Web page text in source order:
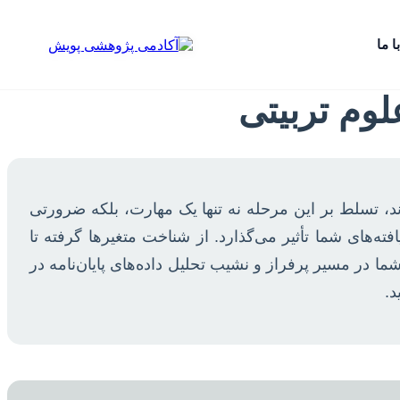
ما
تربیتی
تسلط بر این مرحله نه تنها یک مهارت، بلکه ضرورتی
شما تأثیر می‌گذارد. از شناخت متغیرها گرفته تا
در مسیر پرفراز و نشیب تحلیل داده‌های پایان‌نامه در